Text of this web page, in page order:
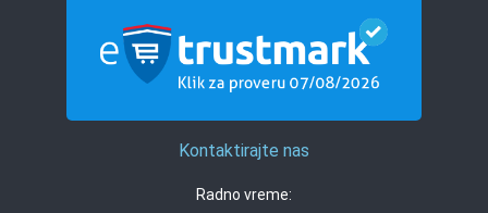
Kontaktirajte nas
Radno vreme: